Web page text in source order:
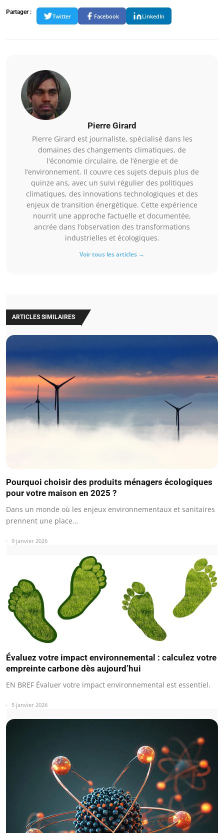
Partager :
Twitter Facebook LinkedIn
Pierre Girard
Pierre Girard est journaliste, spécialisé dans les
domaines des changements climatiques, de
l'économie circulaire, de l’énergie et de
l’environnement. Il couvre ces sujets depuis plus de
quinze ans, avec un suivi régulier des politiques
climatiques, des innovations technologiques et des
enjeux de transition énergétique. Cette expérience
nourrit une approche factuelle et documentée,
ancrée dans l’observation des transformations
industrielles et écologiques.
Voir tous les articles →
ARTICLES SIMILAIRES
Pourquoi choisir des produits ménagers écologiques
pour votre maison en 2025 ?
Dans un monde où les enjeux environnementaux et sanitaires
prennent une place…
9 janvier 2026
Évaluez votre impact environnemental : calculez votre
empreinte carbone dès aujourd’hui
EN BREF Évaluer votre impact environnemental est essentiel.
5 janvier 2026